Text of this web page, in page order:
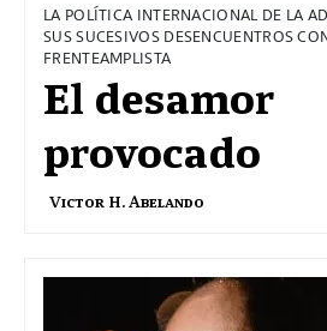
LA POLÍTICA INTERNACIONAL DE LA
SUS SUCESIVOS DESENCUENTROS
FRENTEAMPLISTA
El desamor
provocado
Victor H. Abelando